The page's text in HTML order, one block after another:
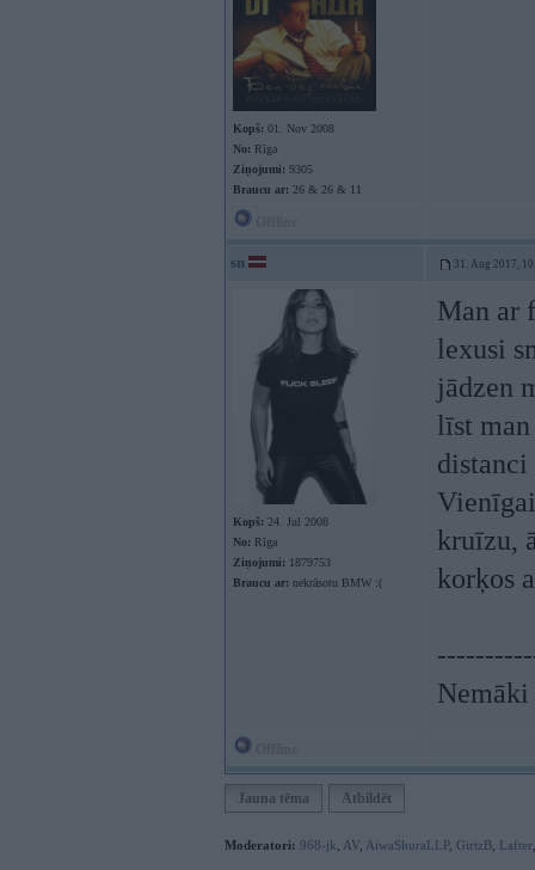
Kopš: 01. Nov 2008
No: Rīga
Ziņojumi: 9305
Braucu ar: 26 & 26 & 11
sn 31. Aug 2017,
Kopš: 24. Jul 2008
No: Rīga
Ziņojumi: 1879753
Braucu ar: nekrāsotu BMW :(
Man ar
lexusi
jādzen
līst
distanci
kruīzu,
korķos
Jauna tēma Atbildēt
Moderatori: 968-jk AV AiwaShuraLLP, GirtzB Lafter